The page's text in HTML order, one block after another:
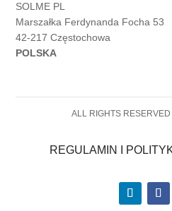
SOLME PL
Marszałka Ferdynanda Focha 53
42-217 Częstochowa
POLSKA
ALL RIGHTS
REGULAMIN I